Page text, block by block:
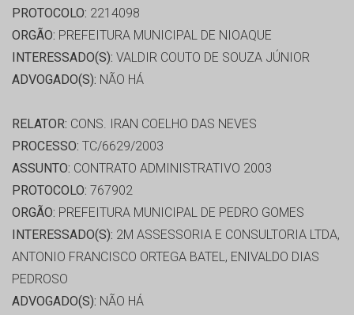
PROTOCOLO: 2214098
ORGÃO: PREFEITURA MUNICIPAL DE NIOAQUE
INTERESSADO(S): VALDIR COUTO DE SOUZA JÚNIOR
ADVOGADO(S): NÃO HÁ
RELATOR: CONS. IRAN COELHO DAS NEVES
PROCESSO: TC/6629/2003
ASSUNTO: CONTRATO ADMINISTRATIVO 2003
PROTOCOLO: 767902
ORGÃO: PREFEITURA MUNICIPAL DE PEDRO GOMES
INTERESSADO(S): 2M ASSESSORIA E CONSULTORIA LTDA,
ANTONIO FRANCISCO ORTEGA BATEL, ENIVALDO DIAS
PEDROSO
ADVOGADO(S): NÃO HÁ